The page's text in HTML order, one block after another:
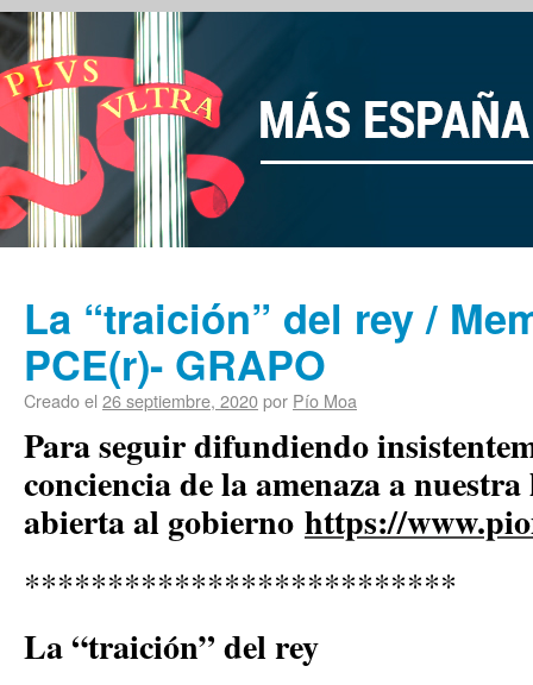
La “traición” del rey /
PCE(r)- GRAPO
Creado el 26 septiembre, 2020por Pío Moa
Para seguir difundiendo
conciencia de la amenaza a
abierta al gobierno https://
**************************
La “traición” del rey